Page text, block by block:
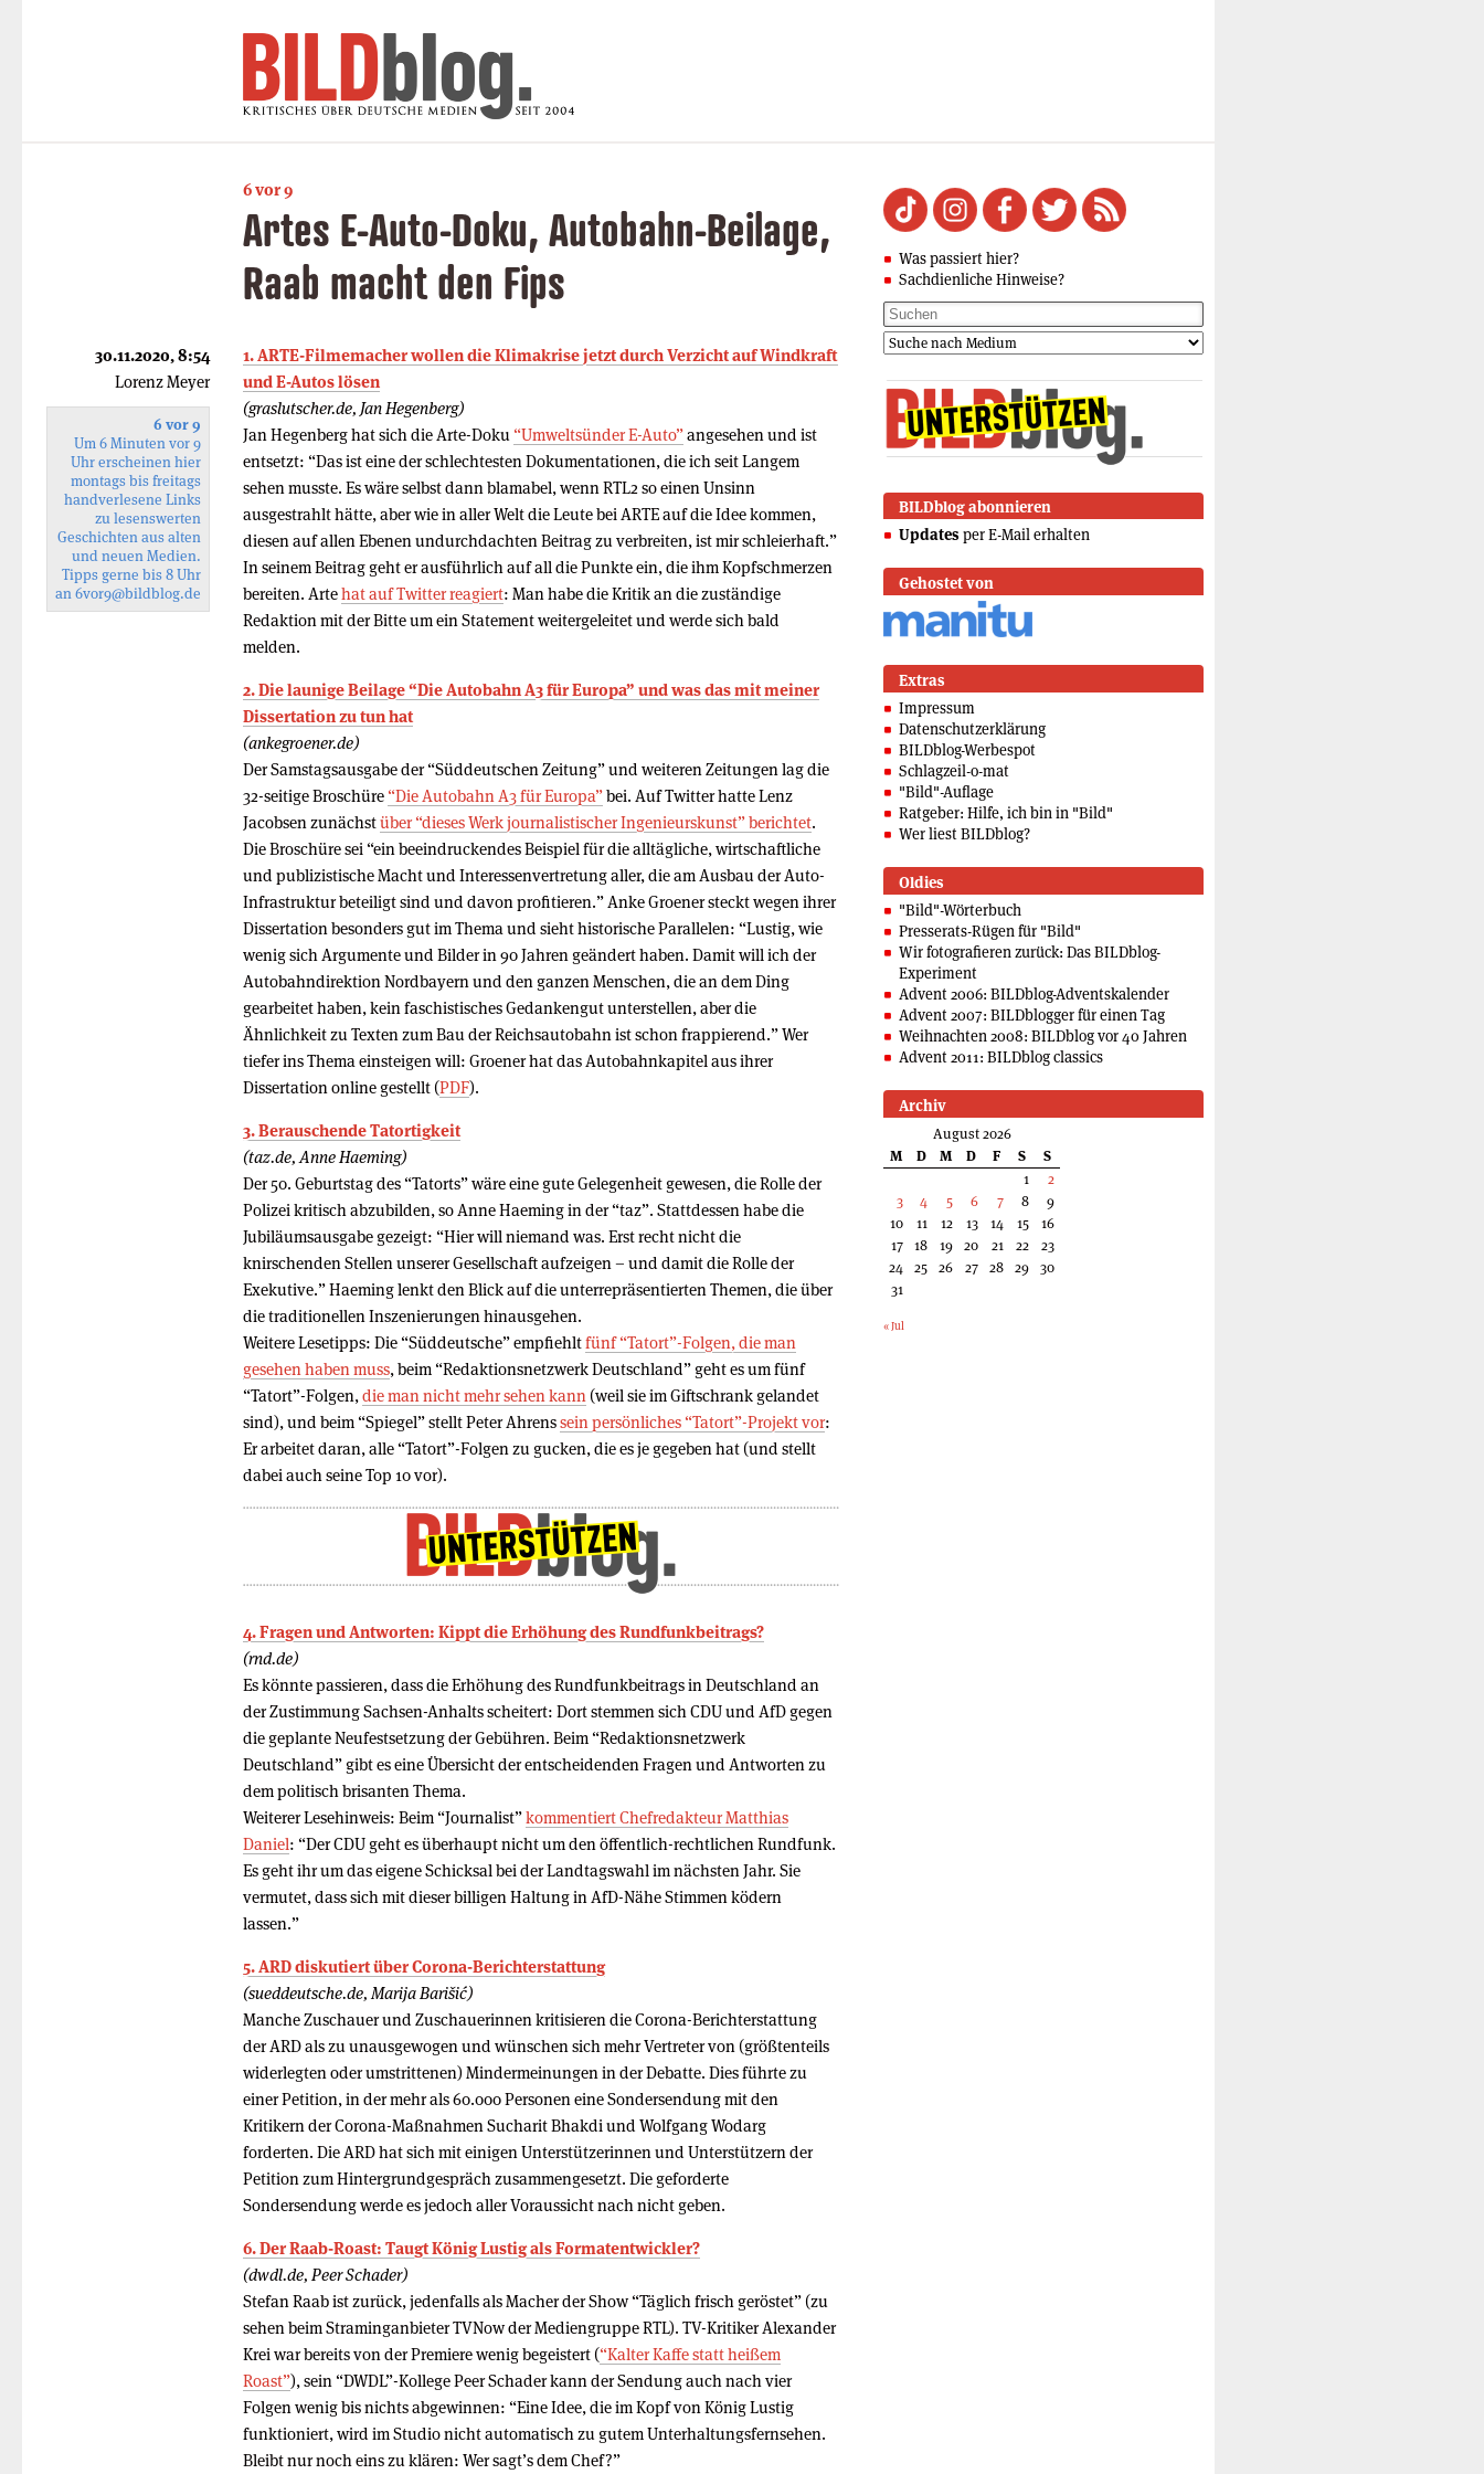
6 vor 9
Artes E-Auto-Doku, Autobahn-Beilage,
Raab macht den Fips
1. ARTE-Filmemacher wollen die Klimakrise jetzt durch Verzicht auf Windkraft
und E-Autos lösen
(graslutscher.de, Jan Hegenberg)
Jan Hegenberg hat sich die Arte-Doku “Umweltsünder E-Auto”angesehen und ist
entsetzt: “Das ist eine der schlechtesten Dokumentationen, die ich seit Langem
sehen musste. Es wäre selbst dann blamabel, wenn RTL2 so einen Unsinn
ausgestrahlt hätte, aber wie in aller Welt die Leute bei ARTE auf die Idee kommen,
diesen auf allen Ebenen undurchdachten Beitrag zu verbreiten, ist mir schleierhaft.”
In seinem Beitrag geht er ausführlich auf all die Punkte ein, die ihm Kopfschmerzen
bereiten. Artehat auf Twitter reagiert: Man habe die Kritik an die zuständige
Redaktion mit der Bitte um ein Statement weitergeleitet und werde sich bald
melden.
2. Die launige Beilage “Die Autobahn A3 für Europa” und was das mit meiner
Dissertation zu tun hat
(ankegroener.de)
Der Samstagsausgabe der “Süddeutschen Zeitung” und weiteren Zeitungen lag die
32-seitige Broschüre “Die Autobahn A3 für Europa”bei. Auf Twitter hatte Lenz
Jacobsen zunächstüber “dieses Werk journalistischer Ingenieurskunst” berichtet.
Die Broschüre sei “ein beeindruckendes Beispiel für die alltägliche, wirtschaftliche
und publizistische Macht und Interessenvertretung aller, die am Ausbau der Auto-
Infrastruktur beteiligt sind und davon profitieren.” Anke Groener steckt wegen ihrer
Dissertation besonders gut im Thema und sieht historische Parallelen: “Lustig, wie
wenig sich Argumente und Bilder in 90 Jahren geändert haben. Damit will ich der
Autobahndirektion Nordbayern und den ganzen Menschen, die an dem Ding
gearbeitet haben, kein faschistisches Gedankengut unterstellen, aber die
Ähnlichkeit zu Texten zum Bau der Reichsautobahn ist schon frappierend.” Wer
tiefer ins Thema einsteigen will: Groener hat das Autobahnkapitel aus ihrer
Dissertation online gestellt (PDF).
3. Berauschende Tatortigkeit
(taz.de, Anne Haeming)
Der 50. Geburtstag des “Tatorts” wäre eine gute Gelegenheit gewesen, die Rolle der
Polizei kritisch abzubilden, so Anne Haeming in der “taz”. Stattdessen habe die
Jubiläumsausgabe gezeigt: “Hier will niemand was. Erst recht nicht die
knirschenden Stellen unserer Gesellschaft aufzeigen – und damit die Rolle der
Exekutive.” Haeming lenkt den Blick auf die unterrepräsentierten Themen, die über
die traditionellen Inszenierungen hinausgehen.
Weitere Lesetipps: Die “Süddeutsche” empfiehltfünf “Tatort”-Folgen, die man
gesehen haben muss, beim “Redaktionsnetzwerk Deutschland” geht es um fünf
“Tatort”-Folgen, die man nicht mehr sehen kann (weil sie im Giftschrank gelandet
sind), und beim “Spiegel” stellt Peter Ahrenssein persönliches “Tatort”-Projekt vor:
Er arbeitet daran, alle “Tatort”-Folgen zu gucken, die es je gegeben hat (und stellt
dabei auch seine Top 10 vor).
4. Fragen und Antworten: Kippt die Erhöhung des Rundfunkbeitrags?
(rnd.de)
Es könnte passieren, dass die Erhöhung des Rundfunkbeitrags in Deutschland an
der Zustimmung Sachsen-Anhalts scheitert: Dort stemmen sich CDU und AfD gegen
die geplante Neufestsetzung der Gebühren. Beim “Redaktionsnetzwerk
Deutschland” gibt es eine Übersicht der entscheidenden Fragen und Antworten zu
dem politisch brisanten Thema.
Weiterer Lesehinweis: Beim “Journalist”kommentiert Chefredakteur Matthias
Daniel: “Der CDU geht es überhaupt nicht um den öffentlich-rechtlichen Rundfunk.
Es geht ihr um das eigene Schicksal bei der Landtagswahl im nächsten Jahr. Sie
vermutet, dass sich mit dieser billigen Haltung in AfD-Nähe Stimmen ködern
lassen.”
5. ARD diskutiert über Corona-Berichterstattung
(sueddeutsche.de, Marija Barišić)
Manche Zuschauer und Zuschauerinnen kritisieren die Corona-Berichterstattung
der ARD als zu unausgewogen und wünschen sich mehr Vertreter von (größtenteils
widerlegten oder umstrittenen) Mindermeinungen in der Debatte. Dies führte zu
einer Petition, in der mehr als 60.000 Personen eine Sondersendung mit den
Kritikern der Corona-Maßnahmen Sucharit Bhakdi und Wolfgang Wodarg
forderten. Die ARD hat sich mit einigen Unterstützerinnen und Unterstützern der
Petition zum Hintergrundgespräch zusammengesetzt. Die geforderte
Sondersendung werde es jedoch aller Voraussicht nach nicht geben.
6. Der Raab-Roast: Taugt König Lustig als Formatentwickler?
(dwdl.de, Peer Schader)
Stefan Raab ist zurück, jedenfalls als Macher der Show “Täglich frisch geröstet” (zu
sehen beim Straminganbieter TVNow der Mediengruppe RTL). TV-Kritiker Alexander
Krei war bereits von der Premiere wenig begeistert (“Kalter Kaffe statt heißem
Roast”), sein “DWDL”-Kollege Peer Schader kann der Sendung auch nach vier
Folgen wenig bis nichts abgewinnen: “Eine Idee, die im Kopf von König Lustig
funktioniert, wird im Studio nicht automatisch zu gutem Unterhaltungsfernsehen.
Bleibt nur noch eins zu klären: Wer sagt’s dem Chef?”
30.11.2020, 8:54
Lorenz Meyer
6 vor 9
Um 6 Minuten vor 9
Uhr erscheinen hier
montags bis freitags
handverlesene Links
zu lesenswerten
Geschichten aus alten
und neuen Medien.
Tipps gerne bis 8 Uhr
an6vor9@bildblog.de
Was passiert hier?
Sachdienliche Hinweise?
BILDblog abonnieren
Updates per E-Mail erhalten
Gehostet von
Extras
Impressum
Datenschutzerklärung
BILDblog-Werbespot
Schlagzeil-o-mat
"Bild"-Auflage
Ratgeber: Hilfe, ich bin in "Bild"
Wer liest BILDblog?
Oldies
"Bild"-Wörterbuch
Presserats-Rügen für "Bild"
Wir fotografieren zurück: Das BILDblog-
Experiment
Advent 2006: BILDblog-Adventskalender
Advent 2007: BILDblogger für einen Tag
Weihnachten 2008: BILDblog vor 40 Jahren
Advent 2011: BILDblog classics
Archiv
August 2026
M
D M D F S
S
1
2
3
4 5 6 7 8
9
10
11 12 13 14 15
16
17 18 19 20 21 22
23
24 25 26 27 28 29 30
31
« Jul